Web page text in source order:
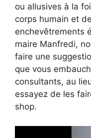
ou allusives à la
corps humain et
enchevêtrements
maire Manfredi,
faire une
que vous
consultants, au
essayez de les
shop.